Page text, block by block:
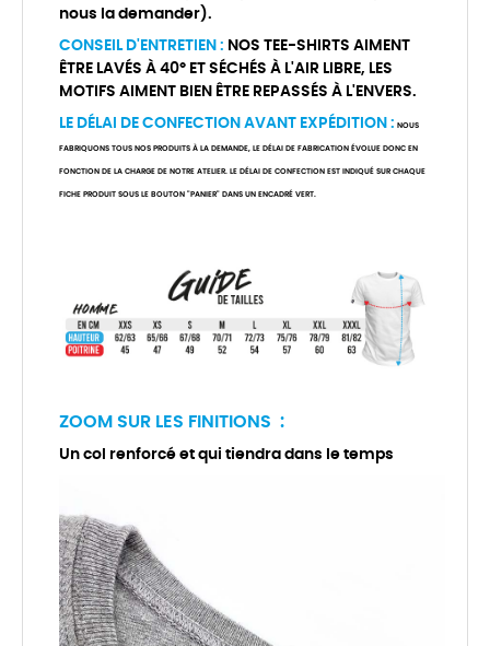
nous la demander).
CONSEIL D'ENTRETIEN : NOS TEE-SHIRTS AIMENT
ÊTRE LAVÉS À 40° ET SÉCHÉS À L'AIR LIBRE, LES
MOTIFS AIMENT BIEN ÊTRE REPASSÉS À L'ENVERS.
LE DÉLAI DE CONFECTION AVANT EXPÉDITION : NOUS
FABRIQUONS TOUS NOS PRODUITS À LA DEMANDE, LE DÉLAI DE FABRICATION ÉVOLUE DONC EN
FONCTION DE LA CHARGE DE NOTRE ATELIER. LE DÉLAI DE CONFECTION EST INDIQUÉ SUR CHAQUE
FICHE PRODUIT SOUS LE BOUTON "PANIER" DANS UN ENCADRÉ VERT.
ZOOM SUR LES FINITIONS :
Un col renforcé et qui tiendra dans le temps